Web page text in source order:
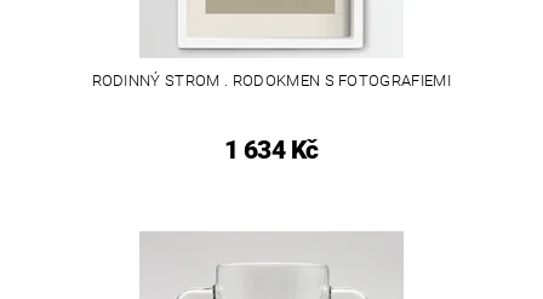
RODINNÝ STROM . RODOKMEN S FOTOGRAFIEMI
1 634 Kč